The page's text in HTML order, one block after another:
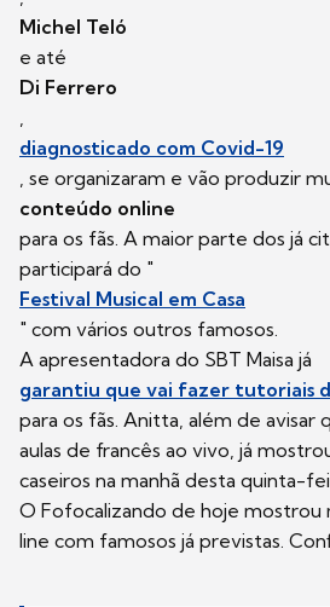
Michel Teló
e até
Di Ferrero
diagnosticado com Covid-19
, se organizaram e vão produzir
conteúdo online
para os fãs. A maior parte dos já
participará do "
Festival Musical em Casa
" com vários outros famosos.
A apresentadora do SBT Maisa já
garantiu que vai fazer tutoriais
para os fãs. Anitta, além de avisar
aulas de francês ao vivo, já
caseiros na manhã desta quinta-
O Fofocalizando de hoje mostrou
line com famosos já previstas.